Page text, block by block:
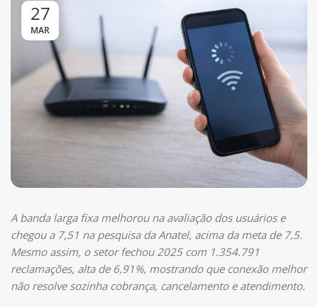
27
MAR
A banda larga fixa melhorou na avaliação dos usuários e
chegou a 7,51 na pesquisa da Anatel, acima da meta de 7,5.
Mesmo assim, o setor fechou 2025 com 1.354.791
reclamações, alta de 6,91%, mostrando que conexão melhor
não resolve sozinha cobrança, cancelamento e atendimento.